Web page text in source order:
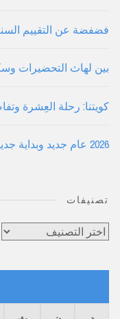
فضفضة عن التقييم
بين لهاث التحضيرات
كويتنا: رحلة العِشرة
2026 عام جديد وبداية جديدة
تصنيفات
تصنيفات